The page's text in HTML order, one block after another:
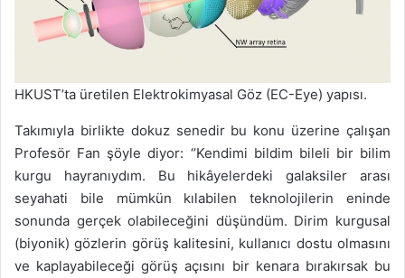
HKUST’ta üretilen Elektrokimyasal Göz (EC-Eye) yapısı.
Takımıyla birlikte dokuz senedir bu konu üzerine çalışan
Profesör Fan şöyle diyor: ‘’Kendimi bildim bileli bir bilim
kurgu hayranıydım. Bu hikâyelerdeki galaksiler arası
seyahati bile mümkün kılabilen teknolojilerin eninde
sonunda gerçek olabileceğini düşündüm. Dirim kurgusal
(biyonik) gözlerin görüş kalitesini, kullanıcı dostu olmasını
ve kaplayabileceği görüş açısını bir kenara bırakırsak bu